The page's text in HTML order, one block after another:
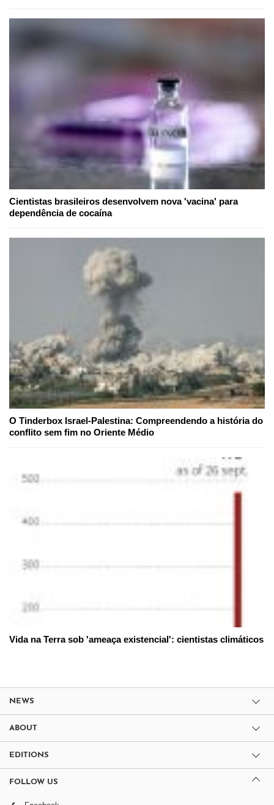
Cientistas brasileiros desenvolvem nova 'vacina' para
dependência de cocaína
O Tinderbox Israel-Palestina: Compreendendo a história do
conflito sem fim no Oriente Médio
Vida na Terra sob 'ameaça existencial': cientistas climáticos
NEWS
ABOUT
EDITIONS
FOLLOW US